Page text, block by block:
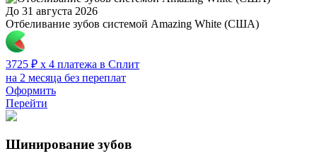
До 31 августа 2026
Отбеливание зубов системой Amazing White (США)
3725 ₽ x 4 платежа в Сплит
на 2 месяца без переплат
Оформить
Перейти
Шинирование зубов